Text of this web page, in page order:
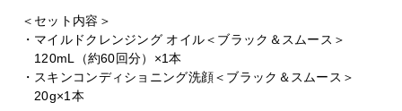
＜セット内容＞
・マイルドクレンジング オイル＜ブラック＆スムース＞
120mL（約60回分）×1本
・スキンコンディショニング洗顔＜ブラック＆スムース＞
20g×1本